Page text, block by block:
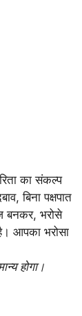
का संकल्प
बिना पक्षपात
बनकर, भरोसे
आपका भरोसा
होगा।